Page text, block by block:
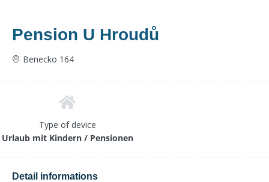
Pension U Hroudů
Benecko 164
Type of device
Urlaub mit Kindern / Pensionen
Detail informations